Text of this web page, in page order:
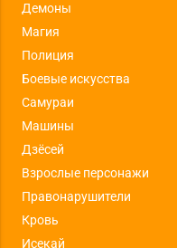
Демоны
Магия
Полиция
Боевые искусства
Самураи
Машины
Дзёсей
Взрослые персонажи
Правонарушители
Кровь
Исекай